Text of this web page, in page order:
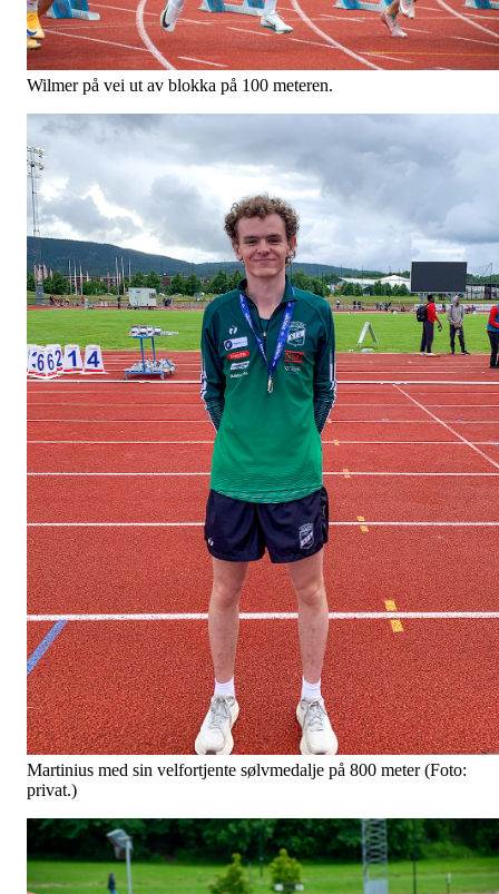
Wilmer på vei ut av blokka på 100 meteren.
Martinius med sin velfortjente sølvmedalje på 800 meter (Foto:
privat.)